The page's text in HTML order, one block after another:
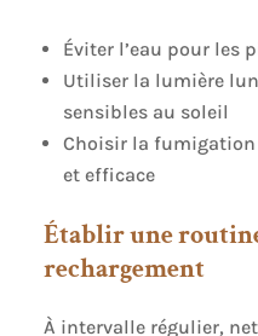
Éviter l’eau pour les
Utiliser la lumière
sensibles au soleil
Choisir la fumigation
et efficace
Établir une
rechargement
À intervalle régulier,